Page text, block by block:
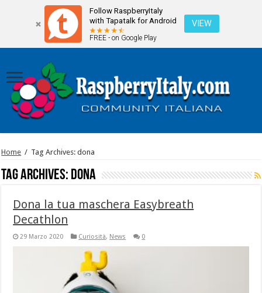
Follow RaspberryItaly
with Tapatalk for Android
FREE - on Google Play
VIEW
Home / Tag Archives: dona
Tag Archives: dona
Dona la tua maschera Easybreath
Decathlon
29 Marzo 2020 Curiosità, News 0